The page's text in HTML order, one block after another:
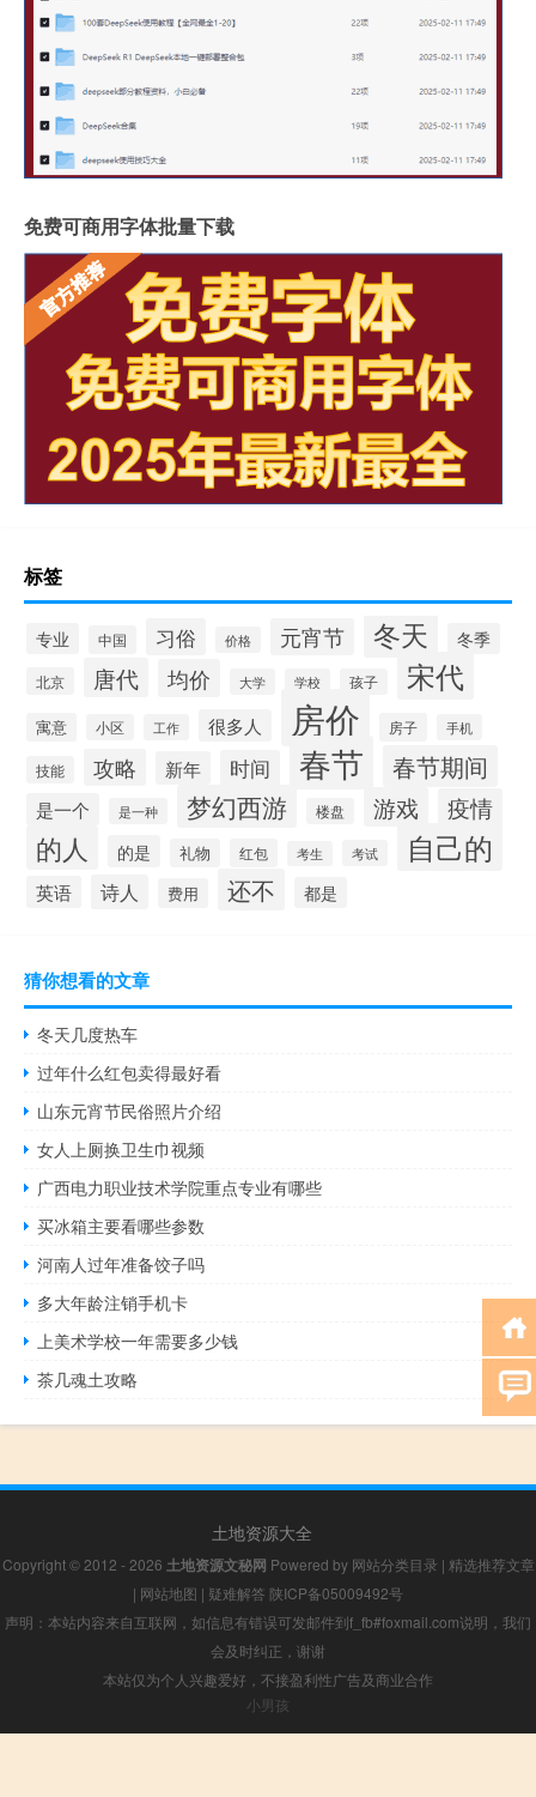
免费可商用字体批量下载
标签
专业 中国 习俗 价格 元宵节 冬天 冬季
北京 唐代 均价 大学 学校 孩子 宋代
寓意 小区 工作 很多人 房价 房子 手机
技能 攻略 新年 时间 春节 春节期间
是一个 是一种 梦幻西游 楼盘 游戏 疫情
的人 的是 礼物 红包 考生 考试 自己的
英语 诗人 费用 还不 都是
猜你想看的文章
冬天几度热车
过年什么红包卖得最好看
山东元宵节民俗照片介绍
女人上厕换卫生巾视频
广西电力职业技术学院重点专业有哪些
买冰箱主要看哪些参数
河南人过年准备饺子吗
多大年龄注销手机卡
上美术学校一年需要多少钱
茶几魂土攻略
土地资源大全
Copyright © 2012 - 2026 土地资源文秘网 Powered by 网站分类目录 | 精选推荐文章
| 网站地图 | 疑难解答 陕ICP备05009492号
声明：本站内容来自互联网，如信息有错误可发邮件到f_fb#foxmail.com说明，我们
会及时纠正，谢谢
本站仅为个人兴趣爱好，不接盈利性广告及商业合作
小男孩